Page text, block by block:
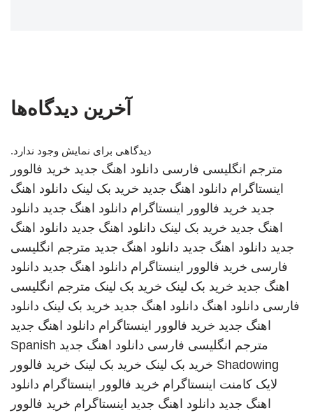
آخرین دیدگاه‌ها
دیدگاهی برای نمایش وجود ندارد.
مترجم انگلیسی فارسی دانلود اهنگ جدید خرید فالوور
اینستاگرام دانلود اهنگ جدید خرید بک لینک دانلود اهنگ
جدید خرید فالوور اینستاگرام دانلود اهنگ جدید دانلود
اهنگ جدید خرید بک لینک دانلود اهنگ جدید دانلود اهنگ
جدید دانلود اهنگ جدید دانلود اهنگ جدید مترجم انگلیسی
فارسی خرید فالوور اینستاگرام دانلود اهنگ جدید دانلود
اهنگ جدید خرید بک لینک خرید بک لینک مترجم انگلیسی
فارسی دانلود اهنگ دانلود اهنگ جدید خرید بک لینک دانلود
اهنگ جدید خرید فالوور اینستاگرام دانلود اهنگ جدید
مترجم انگلیسی فارسی دانلود اهنگ جدید Spanish
Shadowing خرید بک لینک خرید بک لینک خرید فالوور
لایک کامنت اینستاگرام خرید فالوور اینستاگرام دانلود
اهنگ جدید دانلود اهنگ جدید اینستاگرام خرید فالوور